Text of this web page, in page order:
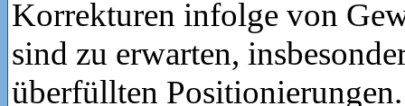
Korrekturen infolge von
sind zu erwarten,
überfüllten